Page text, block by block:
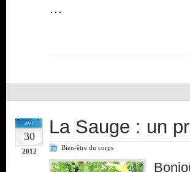
…
avr
30
2012
La Sauge : un
Bien-être du corps